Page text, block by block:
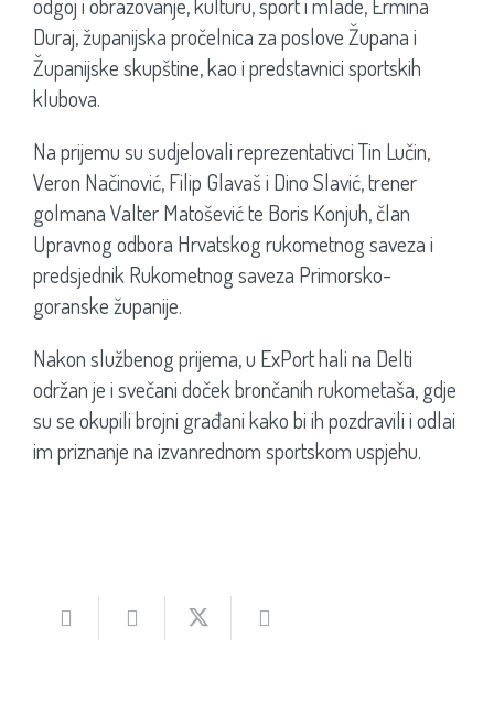
Duraj, županijska pročelnica za poslove Župana i
Županijske skupštine, kao i predstavnici sportskih
klubova.
Na prijemu su sudjelovali reprezentativci Tin Lučin,
Veron Načinović, Filip Glavaš i Dino Slavić, trener
golmana Valter Matošević te Boris Konjuh, član
Upravnog odbora Hrvatskog rukometnog saveza i
predsjednik Rukometnog saveza Primorsko-
goranske županije.
Nakon službenog prijema, u ExPort hali na Delti
održan je i svečani doček brončanih rukometaša, gdje
su se okupili brojni građani kako bi ih pozdravili i odlai
im priznanje na izvanrednom sportskom uspjehu.